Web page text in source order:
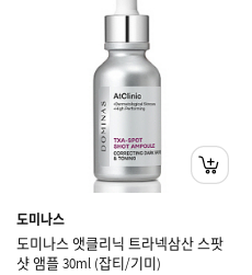
도미나스
도미나스 앳클리닉 트라넥삼산 스팟
샷 앰플 30ml (잡티/기미)